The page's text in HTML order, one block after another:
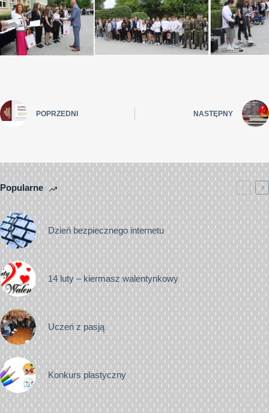
POPRZEDNI NASTĘPNY
Popularne
Dzień bezpiecznego internetu
14 luty – kiermasz walentynkowy
Uczeń z pasją
Konkurs plastyczny